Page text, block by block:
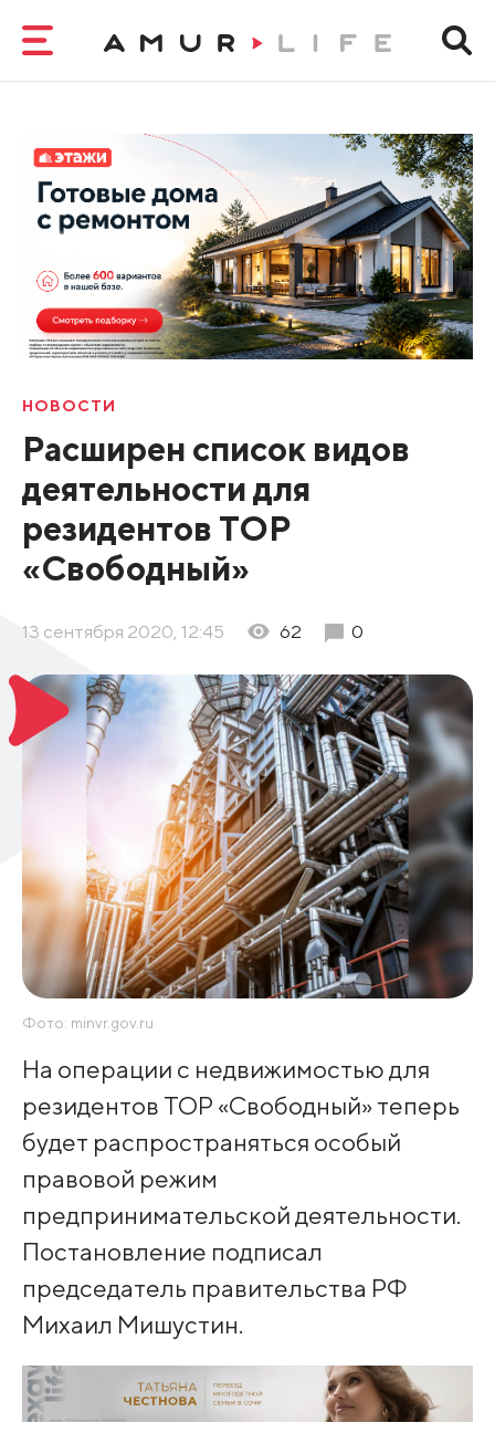
НОВОСТИ
Расширен список видов
деятельности для
резидентов ТОР
«Свободный»
13 сентября 2020, 12:45 62 0
Фото: minvr.gov.ru
На операции с недвижимостью для
резидентов ТОР «Свободный» теперь
будет распространяться особый
правовой режим
предпринимательской деятельности.
Постановление подписал
председатель правительства РФ
Михаил Мишустин.